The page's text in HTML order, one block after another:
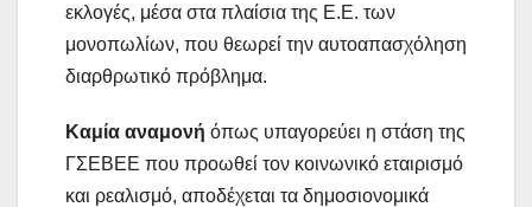
εκλογές, μέσα στα πλαίσια της Ε.Ε. των
μονοπωλίων, που θεωρεί την αυτοαπασχόληση
διαρθρωτικό πρόβλημα.
Καμία αναμονή όπως υπαγορεύει η στάση της
ΓΣΕΒΕΕ που προωθεί τον κοινωνικό εταιρισμό
και ρεαλισμό, αποδέχεται τα δημοσιονομικά